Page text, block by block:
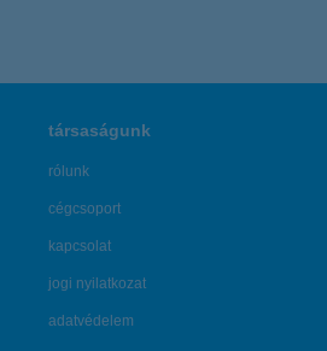
társaságunk
rólunk
cégcsoport
kapcsolat
jogi nyilatkozat
adatvédelem